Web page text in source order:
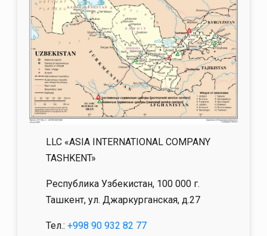
LLC «ASIA INTERNATIONAL COMPANY
TASHKENT»
Республика Узбекистан, 100 000 г.
Ташкент, ул. Джаркурганская, д.27
Тел.: +998 90 932 82 77